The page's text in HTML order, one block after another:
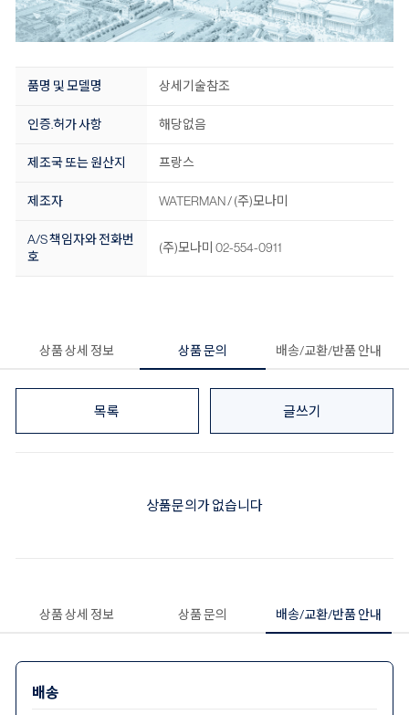
품명 및 모델명 상세기술참조
인증.허가 사항 해당없음
제조국 또는 원산지 프랑스
제조자 WATERMAN / (주)모나미
A/S 책임자와 전화번
호
(주)모나미 02-554-0911
상품 상세 정보 상품 문의 배송/교환/반품 안내
목록 글쓰기
상품문의가 없습니다
상품 상세 정보 상품 문의 배송/교환/반품 안내
배송